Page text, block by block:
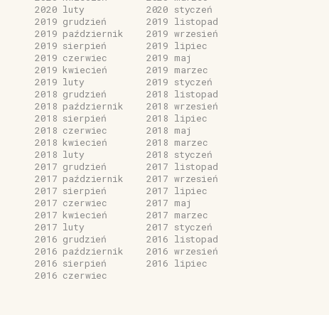
2020 luty
2020 styczeń
2019 grudzień
2019 listopad
2019 październik
2019 wrzesień
2019 sierpień
2019 lipiec
2019 czerwiec
2019 maj
2019 kwiecień
2019 marzec
2019 luty
2019 styczeń
2018 grudzień
2018 listopad
2018 październik
2018 wrzesień
2018 sierpień
2018 lipiec
2018 czerwiec
2018 maj
2018 kwiecień
2018 marzec
2018 luty
2018 styczeń
2017 grudzień
2017 listopad
2017 październik
2017 wrzesień
2017 sierpień
2017 lipiec
2017 czerwiec
2017 maj
2017 kwiecień
2017 marzec
2017 luty
2017 styczeń
2016 grudzień
2016 listopad
2016 październik
2016 wrzesień
2016 sierpień
2016 lipiec
2016 czerwiec